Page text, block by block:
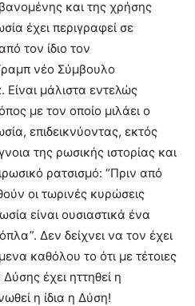
και της χρήσης
έχει περιγραφεί σε
τον ίδιο τον
νέο Σύμβουλο
. Είναι μάλιστα εντελώς
με τον οποίο μιλάει o
επιδεικνύοντας, εκτός
της ρωσικής ιστορίας και
ρατσισμό: “Πριν από
οι τωρινές κυρώσεις
είναι ουσιαστικά ένα
Δεν δείχνει να τον έχει
καθόλου το ότι με τέτοιες
έχει ηττηθεί η
η ίδια η Δύση!